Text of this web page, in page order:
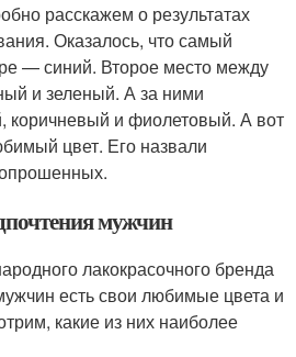
расскажем о результатах
Оказалось, что самый
— синий. Второе место между
и зеленый. А за ними
коричневый и фиолетовый. А вот
цвет. Его назвали
мужчин
лакокрасочного бренда
есть свои любимые цвета и
какие из них наиболее